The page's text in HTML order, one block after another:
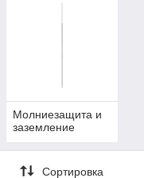
Молниезащита и
заземление
Сортировка